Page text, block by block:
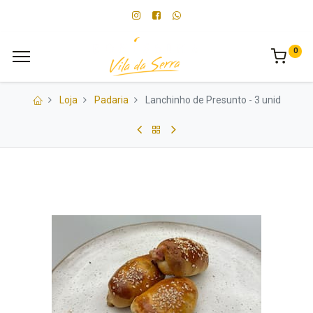
0
Loja Padaria Lanchinho de Presunto - 3 unid